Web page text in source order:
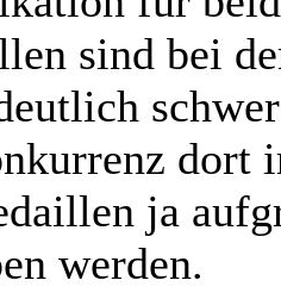
sind bei
dort
ja
werden.